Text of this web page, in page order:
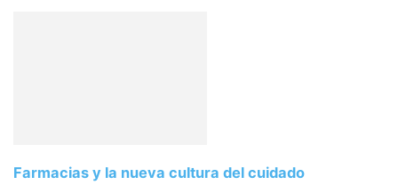
Farmacias y la nueva cultura del cuidado